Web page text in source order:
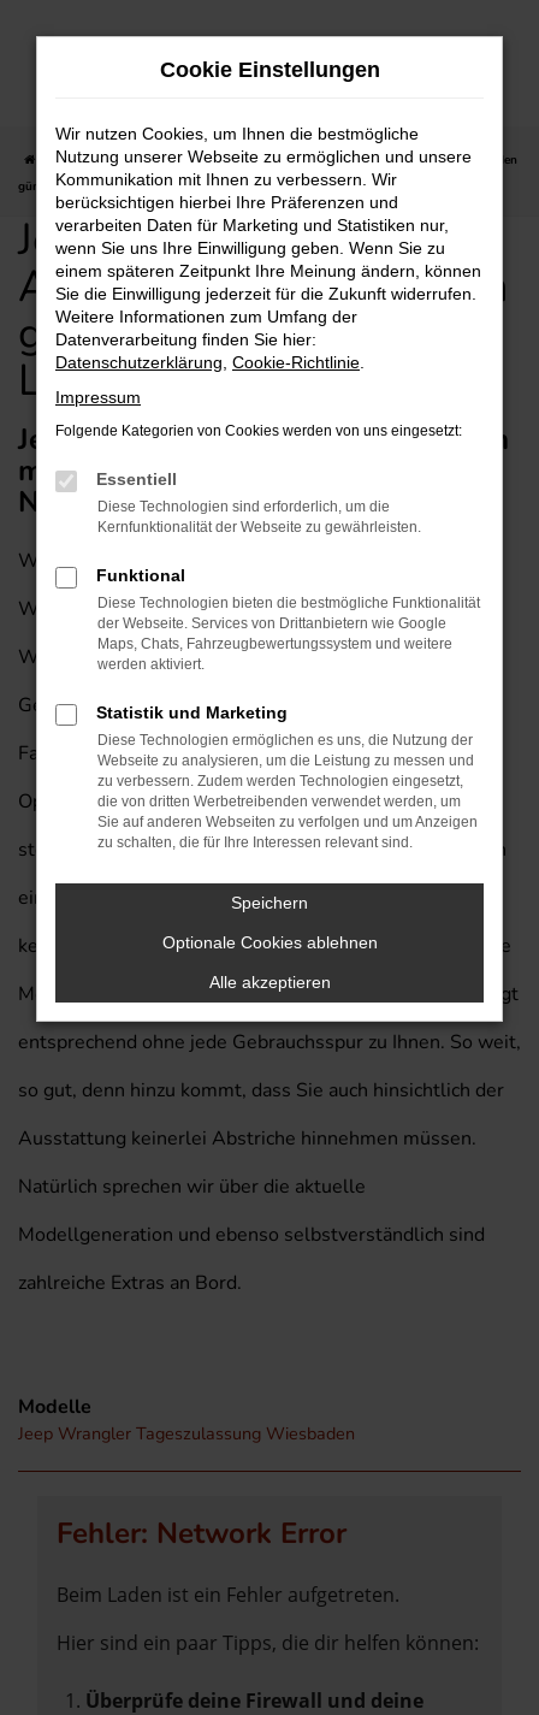
Zum
Startseite Wiesbaden Jeep
Jeep Tageszulassung Angebote für Wiesbaden
günstig kaufen mit Lieferservice
Jeep Tageszulassung
Angebote für Wiesbaden
günstig kaufen mit
Lieferservice
Jeep Tageszulassung für Wiesbaden
mit Lieferservice nach Wiesbaden –
Neuwagen zum Sparpreis
Wie wäre es mit einer Jeep Tageszulassung für
Wiesbaden mit einem exklusivem Lieferservice nach
Wiesbaden? Wir unterbreiten diesen Vorschlag guten
Gewissens „ins Blaue hinein“, denn bei dieser
Fahrzeugform handelt es sich um eine regelrechte
Optimierung des Preis-Leistungs-Verhältnisses. Sie
steigen mit einer Jeep Tageszulassung für Wiesbaden in
einen Neuwagen und gehen hinsichtlich des Zustands
keinen noch so kleinen Kompromiss ein. Das betreffende
Modell wurde noch keinen Kilometer bewegt und gelangt
entsprechend ohne jede Gebrauchsspur zu Ihnen. So weit,
so gut, denn hinzu kommt, dass Sie auch hinsichtlich der
Ausstattung keinerlei Abstriche hinnehmen müssen.
Natürlich sprechen wir über die aktuelle
Modellgeneration und ebenso selbstverständlich sind
zahlreiche Extras an Bord.
Modelle
Jeep Wrangler Tageszulassung Wiesbaden
Fehler: Network Error
Beim Laden ist ein Fehler aufgetreten.
Hier sind ein paar Tipps, die dir helfen können:
Überprüfe deine Firewall und deine
Cookie Einstellungen
Wir nutzen Cookies, um Ihnen die bestmögliche
Nutzung unserer Webseite zu ermöglichen und unsere
Kommunikation mit Ihnen zu verbessern. Wir
berücksichtigen hierbei Ihre Präferenzen und
verarbeiten Daten für Marketing und Statistiken nur,
wenn Sie uns Ihre Einwilligung geben. Wenn Sie zu
einem späteren Zeitpunkt Ihre Meinung ändern, können
Sie die Einwilligung jederzeit für die Zukunft widerrufen.
Weitere Informationen zum Umfang der
Datenverarbeitung finden Sie hier:
Datenschutzerklärung Cookie-Richtlinie
Impressum
Folgende Kategorien von Cookies werden von uns eingesetzt:
Essentiell
Diese Technologien sind erforderlich, um die
Kernfunktionalität der Webseite zu gewährleisten.
Funktional
Diese Technologien bieten die bestmögliche Funktionalität
der Webseite. Services von Drittanbietern wie Google
Maps, Chats, Fahrzeugbewertungssystem und weitere
werden aktiviert.
Statistik und Marketing
Diese Technologien ermöglichen es uns, die Nutzung der
Webseite zu analysieren, um die Leistung zu messen und
zu verbessern. Zudem werden Technologien eingesetzt,
die von dritten Werbetreibenden verwendet werden, um
Sie auf anderen Webseiten zu verfolgen und um Anzeigen
zu schalten, die für Ihre Interessen relevant sind.
Speichern
Optionale Cookies ablehnen
Alle akzeptieren